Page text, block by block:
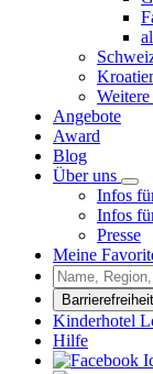
Angebote
Award
Blog
Über uns
Infos
Infos
Presse
Meine
Barrierefreiheit
Kinderhotel
Hilfe